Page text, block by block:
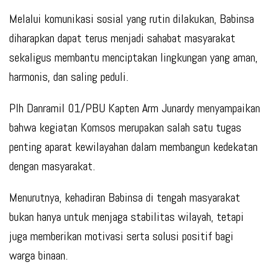
Melalui komunikasi sosial yang rutin dilakukan, Babinsa
diharapkan dapat terus menjadi sahabat masyarakat
sekaligus membantu menciptakan lingkungan yang aman,
harmonis, dan saling peduli.
Plh Danramil 01/PBU Kapten Arm Junardy menyampaikan
bahwa kegiatan Komsos merupakan salah satu tugas
penting aparat kewilayahan dalam membangun kedekatan
dengan masyarakat.
Menurutnya, kehadiran Babinsa di tengah masyarakat
bukan hanya untuk menjaga stabilitas wilayah, tetapi
juga memberikan motivasi serta solusi positif bagi
warga binaan.